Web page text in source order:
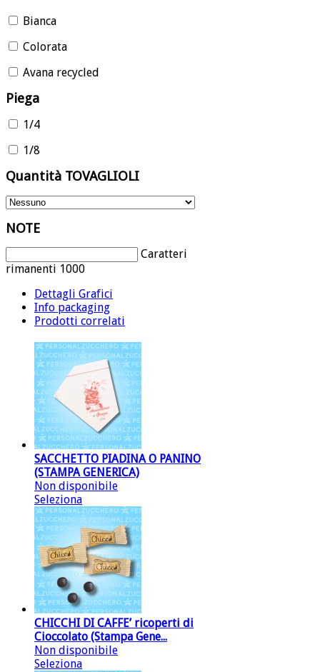
Bianca
Colorata
Avana recycled
Piega
1/4
1/8
Quantità TOVAGLIOLI
NOTE
Caratteri
rimanenti 1000
Dettagli Grafici
Info packaging
Prodotti correlati
SACCHETTO PIADINA O PANINO
(STAMPA GENERICA)
Non disponibile
Seleziona
CHICCHI DI CAFFE’ ricoperti di
Cioccolato (Stampa Gene...
Non disponibile
Seleziona